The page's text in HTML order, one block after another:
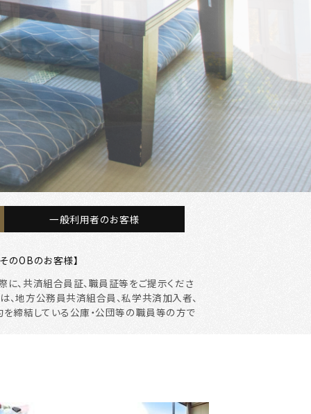
一般利用者のお客様
のOBのお客様】
に、共済組合員証、職員証等をご提示くださ
、地方公務員共済組合員、私学共済加入者、
締結している公庫・公団等の職員等の方で